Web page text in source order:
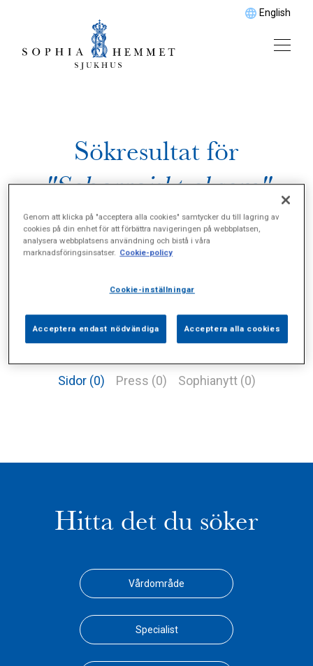
English
Sökresultat för
"Seborroiskt eksem"
Sidor (0) Press (0) Sophianytt (0)
Hitta det du söker
Vårdområde
Specialist
Genom att klicka på "acceptera alla cookies" samtycker du till lagring av
cookies på din enhet för att förbättra navigeringen på webbplatsen,
analysera webbplatsens användning och bistå i våra
marknadsföringsinsatser. Cookie-policy
Cookie-inställningar
Acceptera endast nödvändiga Acceptera alla cookies